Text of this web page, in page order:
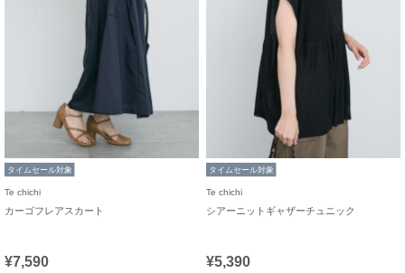
タイムセール対象
Te chichi
カーゴフレアスカート
¥7,590
タイムセール対象
Te chichi
シアーニットギャザーチュニック
¥5,390